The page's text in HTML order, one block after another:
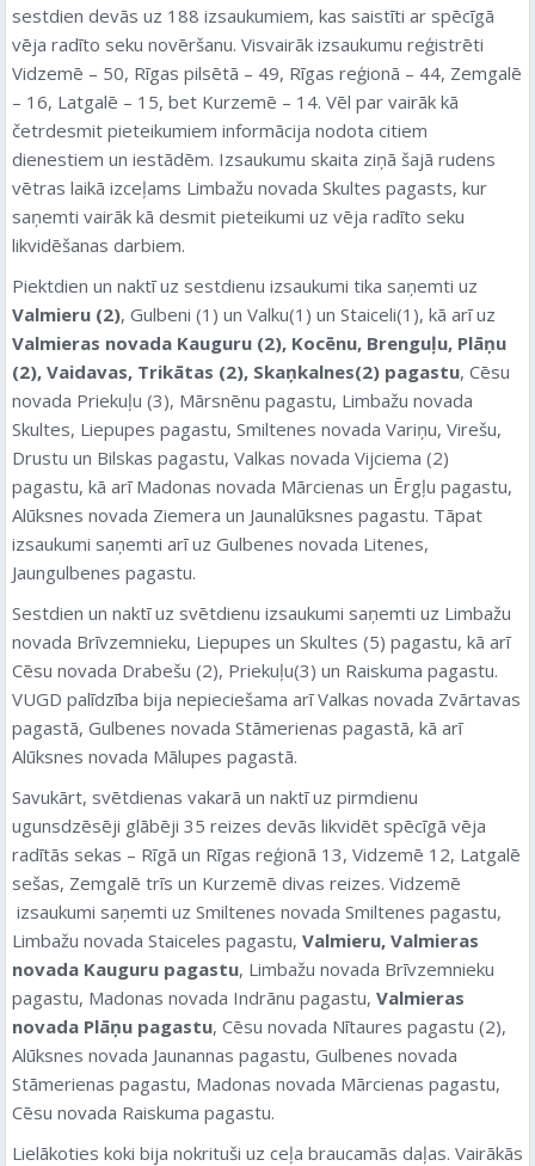
sestdien devās uz 188 izsaukumiem, kas saistīti ar spēcīgā
vēja radīto seku novēršanu. Visvairāk izsaukumu reģistrēti
Vidzemē – 50, Rīgas pilsētā – 49, Rīgas reģionā – 44, Zemgalē
– 16, Latgalē – 15, bet Kurzemē – 14. Vēl par vairāk kā
četrdesmit pieteikumiem informācija nodota citiem
dienestiem un iestādēm. Izsaukumu skaita ziņā šajā rudens
vētras laikā izceļams Limbažu novada Skultes pagasts, kur
saņemti vairāk kā desmit pieteikumi uz vēja radīto seku
likvidēšanas darbiem.
Piektdien un naktī uz sestdienu izsaukumi tika saņemti uz
Valmieru (2), Gulbeni (1) un Valku(1) un Staiceli(1), kā arī uz
Valmieras novada Kauguru (2), Kocēnu, Brenguļu, Plāņu
(2), Vaidavas, Trikātas (2), Skaņkalnes(2) pagastu, Cēsu
novada Priekuļu (3), Mārsnēnu pagastu, Limbažu novada
Skultes, Liepupes pagastu, Smiltenes novada Variņu, Virešu,
Drustu un Bilskas pagastu, Valkas novada Vijciema (2)
pagastu, kā arī Madonas novada Mārcienas un Ērgļu pagastu,
Alūksnes novada Ziemera un Jaunalūksnes pagastu. Tāpat
izsaukumi saņemti arī uz Gulbenes novada Litenes,
Jaungulbenes pagastu.
Sestdien un naktī uz svētdienu izsaukumi saņemti uz Limbažu
novada Brīvzemnieku, Liepupes un Skultes (5) pagastu, kā arī
Cēsu novada Drabešu (2), Priekuļu(3) un Raiskuma pagastu.
VUGD palīdzība bija nepieciešama arī Valkas novada Zvārtavas
pagastā, Gulbenes novada Stāmerienas pagastā, kā arī
Alūksnes novada Mālupes pagastā.
Savukārt, svētdienas vakarā un naktī uz pirmdienu
ugunsdzēsēji glābēji 35 reizes devās likvidēt spēcīgā vēja
radītās sekas – Rīgā un Rīgas reģionā 13, Vidzemē 12, Latgalē
sešas, Zemgalē trīs un Kurzemē divas reizes. Vidzemē
izsaukumi saņemti uz Smiltenes novada Smiltenes pagastu,
Limbažu novada Staiceles pagastu, Valmieru, Valmieras
novada Kauguru pagastu, Limbažu novada Brīvzemnieku
pagastu, Madonas novada Indrānu pagastu, Valmieras
novada Plāņu pagastu, Cēsu novada Nītaures pagastu (2),
Alūksnes novada Jaunannas pagastu, Gulbenes novada
Stāmerienas pagastu, Madonas novada Mārcienas pagastu,
Cēsu novada Raiskuma pagastu.
Lielākoties koki bija nokrituši uz ceļa braucamās daļas. Vairākās